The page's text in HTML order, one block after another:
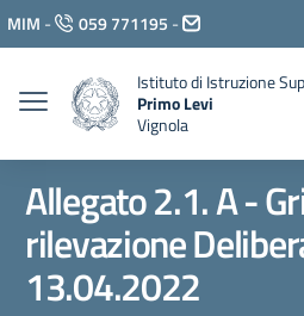
Vai ai contenuti
Vai al menu di navigazione
Vai al footer
MIM - 059 771195 -
Istituto di Istruzione
Primo Levi
Vignola
Allegato 2.1. A -
rilevazione
13.04.2022